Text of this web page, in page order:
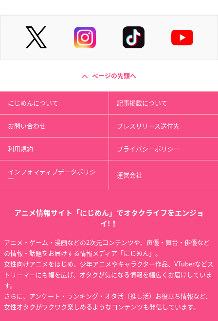
ページの先頭へ
にじめんについて 記事掲載について
お問い合わせ プレスリリース送付先
利用規約 プライバシーポリシー
インフォマティブデータポリシ
ー 運営会社
アニメ情報サイト「にじめん」でオタクライフをエンジョ
イ!！
アニメ・ゲーム・漫画などの2次元コンテンツや、声優・舞台・俳優など
の情報・話題をお届けする情報メディア「にじめん」。
女性向けアニメをはじめ、少年アニメやキャラクター作品、VTuberなどス
トリーマーにも幅を広げ、オタクが気になる情報を幅広くお届けしていま
す。
さらに、アンケート・ランキング・オタ活（推し活）お役立ち情報など、
女性オタクがワクワク楽しめるようなコンテンツも発信しています。